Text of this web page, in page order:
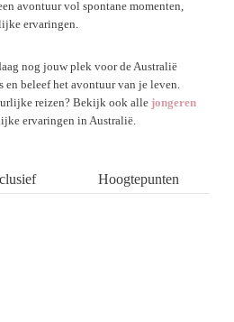
avontuur vol spontane momenten,
ervaringen.
nog jouw plek voor de Australië
en beleef het avontuur van je leven.
reizen? Bekijk ook alle jongeren
ervaringen in Australië.
Hoogtepunten